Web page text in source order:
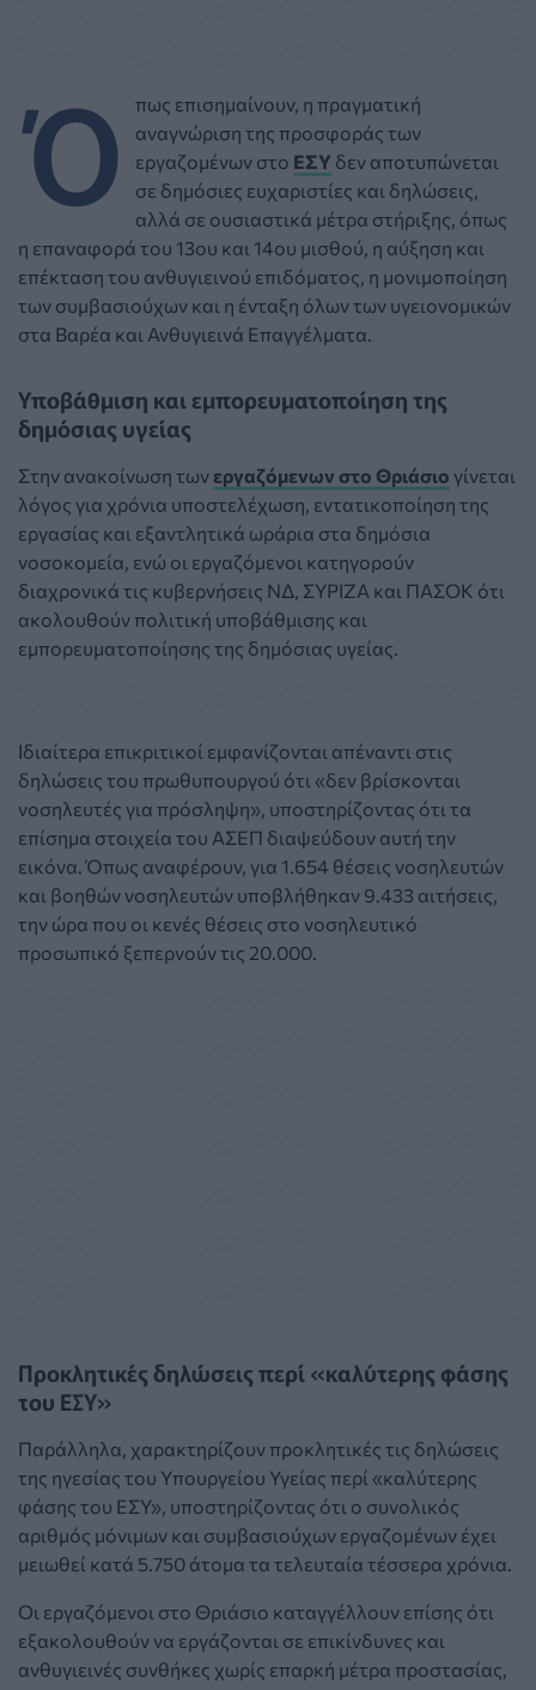
Ό
πως επισημαίνουν, η πραγματική
αναγνώριση της προσφοράς των
εργαζομένων στο ΕΣΥ δεν αποτυπώνεται
σε δημόσιες ευχαριστίες και δηλώσεις,
αλλά σε ουσιαστικά μέτρα στήριξης, όπως
η επαναφορά του 13ου και 14ου μισθού, η αύξηση και
επέκταση του ανθυγιεινού επιδόματος, η μονιμοποίηση
των συμβασιούχων και η ένταξη όλων των υγειονομικών
στα Βαρέα και Ανθυγιεινά Επαγγέλματα.
Υποβάθμιση και εμπορευματοποίηση της
δημόσιας υγείας
Στην ανακοίνωση των εργαζόμενων στο Θριάσιο γίνεται
λόγος για χρόνια υποστελέχωση, εντατικοποίηση της
εργασίας και εξαντλητικά ωράρια στα δημόσια
νοσοκομεία, ενώ οι εργαζόμενοι κατηγορούν
διαχρονικά τις κυβερνήσεις ΝΔ, ΣΥΡΙΖΑ και ΠΑΣΟΚ ότι
ακολουθούν πολιτική υποβάθμισης και
εμπορευματοποίησης της δημόσιας υγείας.
Ιδιαίτερα επικριτικοί εμφανίζονται απέναντι στις
δηλώσεις του πρωθυπουργού ότι «δεν βρίσκονται
νοσηλευτές για πρόσληψη», υποστηρίζοντας ότι τα
επίσημα στοιχεία του ΑΣΕΠ διαψεύδουν αυτή την
εικόνα. Όπως αναφέρουν, για 1.654 θέσεις νοσηλευτών
και βοηθών νοσηλευτών υποβλήθηκαν 9.433 αιτήσεις,
την ώρα που οι κενές θέσεις στο νοσηλευτικό
προσωπικό ξεπερνούν τις 20.000.
Προκλητικές δηλώσεις περί «καλύτερης φάσης
του ΕΣΥ»
Παράλληλα, χαρακτηρίζουν προκλητικές τις δηλώσεις
της ηγεσίας του Υπουργείου Υγείας περί «καλύτερης
φάσης του ΕΣΥ», υποστηρίζοντας ότι ο συνολικός
αριθμός μόνιμων και συμβασιούχων εργαζομένων έχει
μειωθεί κατά 5.750 άτομα τα τελευταία τέσσερα χρόνια.
Οι εργαζόμενοι στο Θριάσιο καταγγέλλουν επίσης ότι
εξακολουθούν να εργάζονται σε επικίνδυνες και
ανθυγιεινές συνθήκες χωρίς επαρκή μέτρα προστασίας,